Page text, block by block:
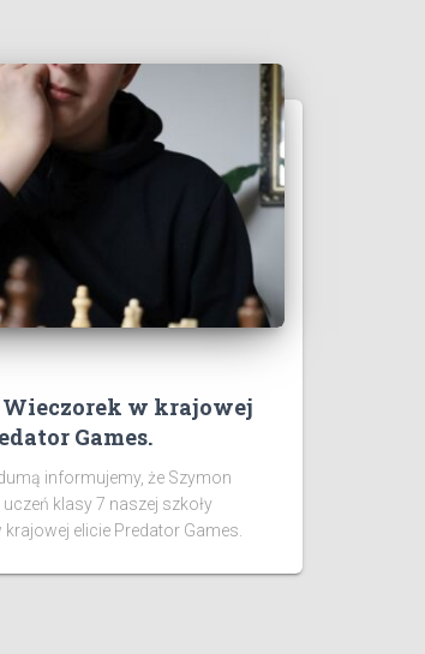
w krajowej
Games.
informujemy, że Szymon
klasy 7 naszej szkoły
krajowej elicie Predator Games.